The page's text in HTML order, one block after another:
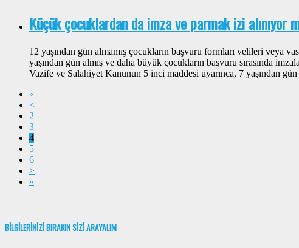
Küçük çocuklardan da imza ve parmak izi alınıyor
12 yaşından gün almamış çocukların başvuru formları velileri veya
yaşından gün almış ve daha büyük çocukların başvuru sırasında
Vazife ve Salahiyet Kanunun 5 inci maddesi uyarınca, 7 yaşından gün
«
<
2
3
4
5
6
>
»
BİLGİLERİNİZİ BIRAKIN SİZİ ARAYALIM